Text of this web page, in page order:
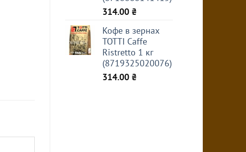
314.00 ₴
Кофе в зернах
TOTTI Caffe
Ristretto 1 кг
(8719325020076)
314.00 ₴